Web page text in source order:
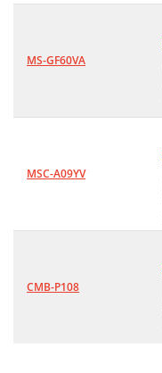
MS-GF60VA
MSC-A09YV
CMB-P108